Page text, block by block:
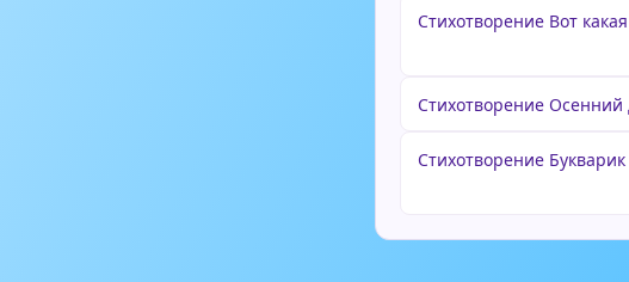
Стихотворение Вот
Стихотворение Осенний
Стихотворение Букварик